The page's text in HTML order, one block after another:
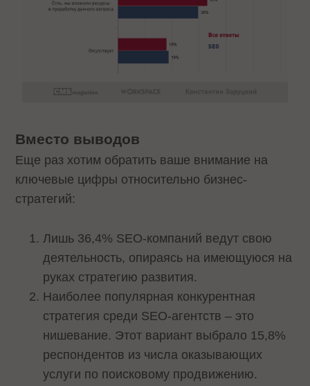
Вместо выводов
Еще раз хотим обратить ваше внимание на
ключевые цифры относительно бизнес-
стратегий:
Лишь 36,4% SEO-компаний ведут свою
деятельность, опираясь на имеющуюся на
руках стратегию развития.
Наиболее популярная конкурентная
стратегия среди SEO-агентств – это
нишевание. Этот вариант выбрало 15,8%
респондентов из числа оказывающих
услуги по поисковому продвижению.